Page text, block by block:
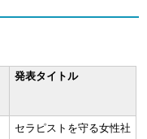
発表タイトル
セラピストを守る女性社